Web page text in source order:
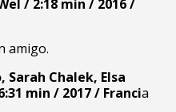
/ 2:18 min / 2016 /
amigo.
Chalek, Elsa
min / 2017 / Francia